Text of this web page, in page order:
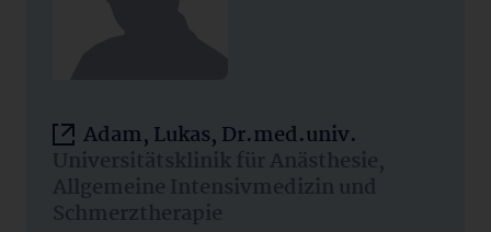
Adam, Lukas, Dr.med.univ.
Universitätsklinik für Anästhesie,
Allgemeine Intensivmedizin und
Schmerztherapie